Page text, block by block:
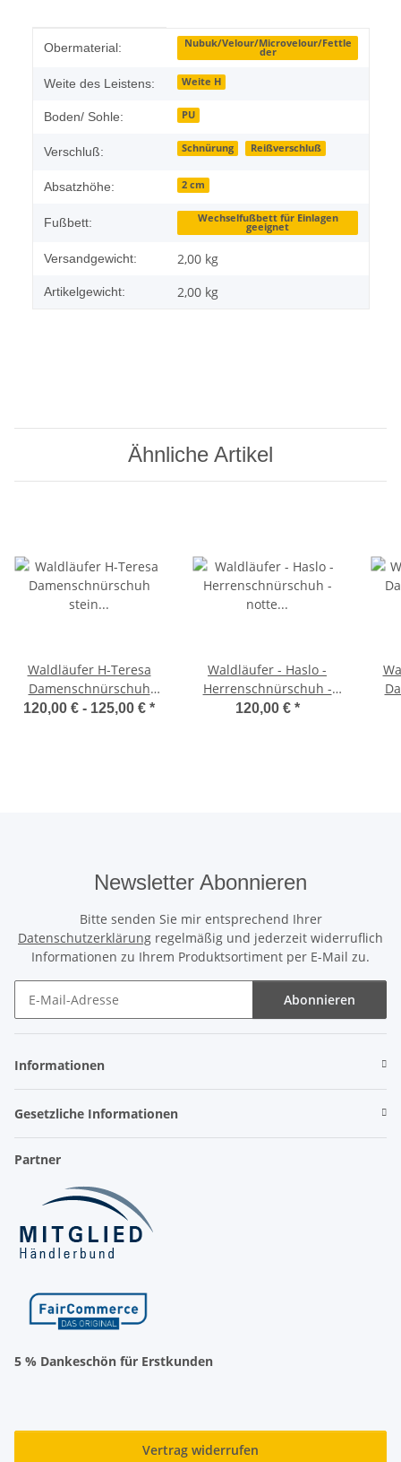
Produkteigenschaft
Wert
Obermaterial: Nubuk/Velour/Microvelour/Fettle
der
Weite des Leistens: Weite H
Boden/ Sohle: PU
Verschluß: Schnürung Reißverschluß
Absatzhöhe: 2 cm
Fußbett: Wechselfußbett für Einlagen
geeignet
Versandgewicht: 2,00 kg
Artikelgewicht: 2,00 kg
Ähnliche Artikel
Waldläufer H-Teresa
Damenschnürschuh
stein argento Weite H
120,00 € - 125,00 € *
Waldläufer - Haslo -
Herrenschnürschuh -
notte - Weite H
120,00 € *
Newsletter Abonnieren
Bitte senden Sie mir entsprechend Ihrer
Datenschutzerklärung regelmäßig und jederzeit widerruflich
Informationen zu Ihrem Produktsortiment per E-Mail zu.
Abonnieren
Informationen
Gesetzliche Informationen
Partner
5 % Dankeschön für Erstkunden
Vertrag widerrufen